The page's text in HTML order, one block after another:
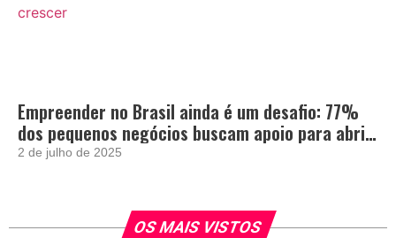
Empreender no Brasil ainda é um desafio: 77%
dos pequenos negócios buscam apoio para abrir
e crescer
2 de julho de 2025
OS MAIS VISTOS